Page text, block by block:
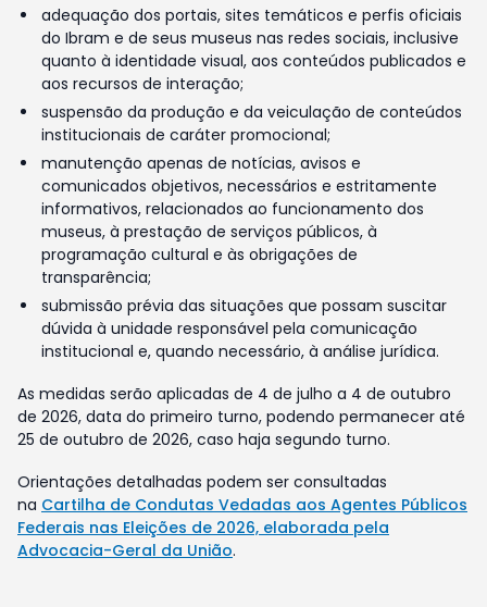
adequação dos portais, sites temáticos e perfis oficiais
do Ibram e de seus museus nas redes sociais, inclusive
quanto à identidade visual, aos conteúdos publicados e
aos recursos de interação;
suspensão da produção e da veiculação de conteúdos
institucionais de caráter promocional;
manutenção apenas de notícias, avisos e
comunicados objetivos, necessários e estritamente
informativos, relacionados ao funcionamento dos
museus, à prestação de serviços públicos, à
programação cultural e às obrigações de
transparência;
submissão prévia das situações que possam suscitar
dúvida à unidade responsável pela comunicação
institucional e, quando necessário, à análise jurídica.
As medidas serão aplicadas de 4 de julho a 4 de outubro
de 2026, data do primeiro turno, podendo permanecer até
25 de outubro de 2026, caso haja segundo turno.
Orientações detalhadas podem ser consultadas
na Cartilha de Condutas Vedadas aos Agentes Públicos
Federais nas Eleições de 2026, elaborada pela
Advocacia-Geral da União.